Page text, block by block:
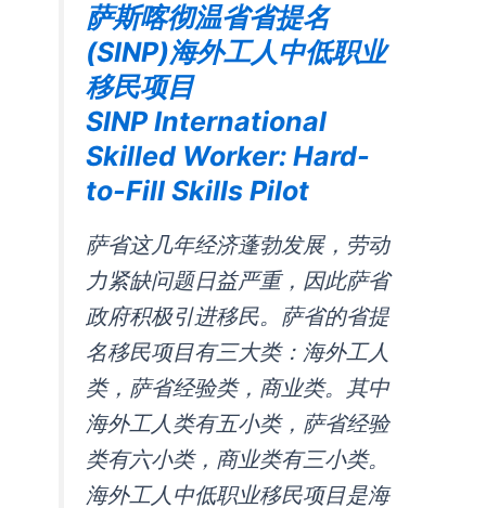
萨斯喀彻温省省提名
(SINP)海外工人中低职业
移民项目
SINP International
Skilled Worker: Hard-
to-Fill Skills Pilot
萨省这几年经济蓬勃发展，劳动
力紧缺问题日益严重，因此萨省
政府积极引进移民。萨省的省提
名移民项目有三大类：海外工人
类，萨省经验类，商业类。其中
海外工人类有五小类，萨省经验
类有六小类，商业类有三小类。
海外工人中低职业移民项目是海